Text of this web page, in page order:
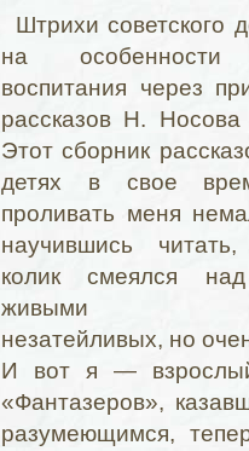
Штрихи советского
на особенности
воспитания через
рассказов Н.
Этот сборник
детях в свое
проливать меня
научившись
колик смеялся
живыми
незатейливых, но
И вот я —
«Фантазеров»,
разумеющимся,